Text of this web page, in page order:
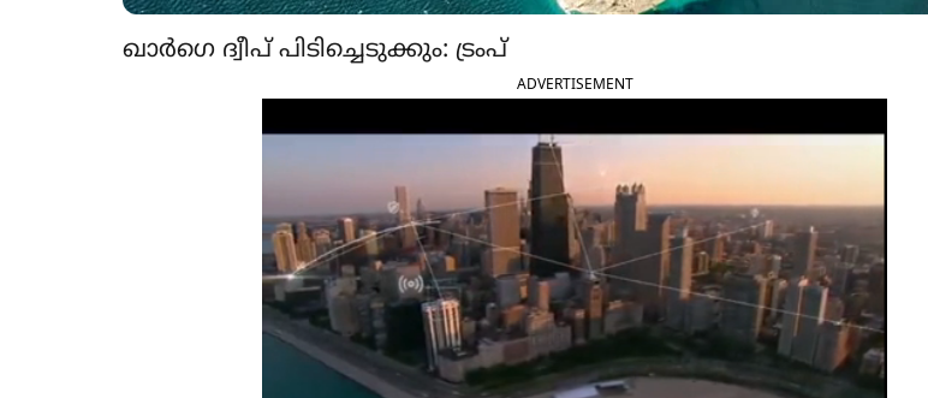
ഖാർഗെ ദ്വീപ് പിടിച്ചെടുക്കും: ട്രംപ്
ADVERTISEMENT